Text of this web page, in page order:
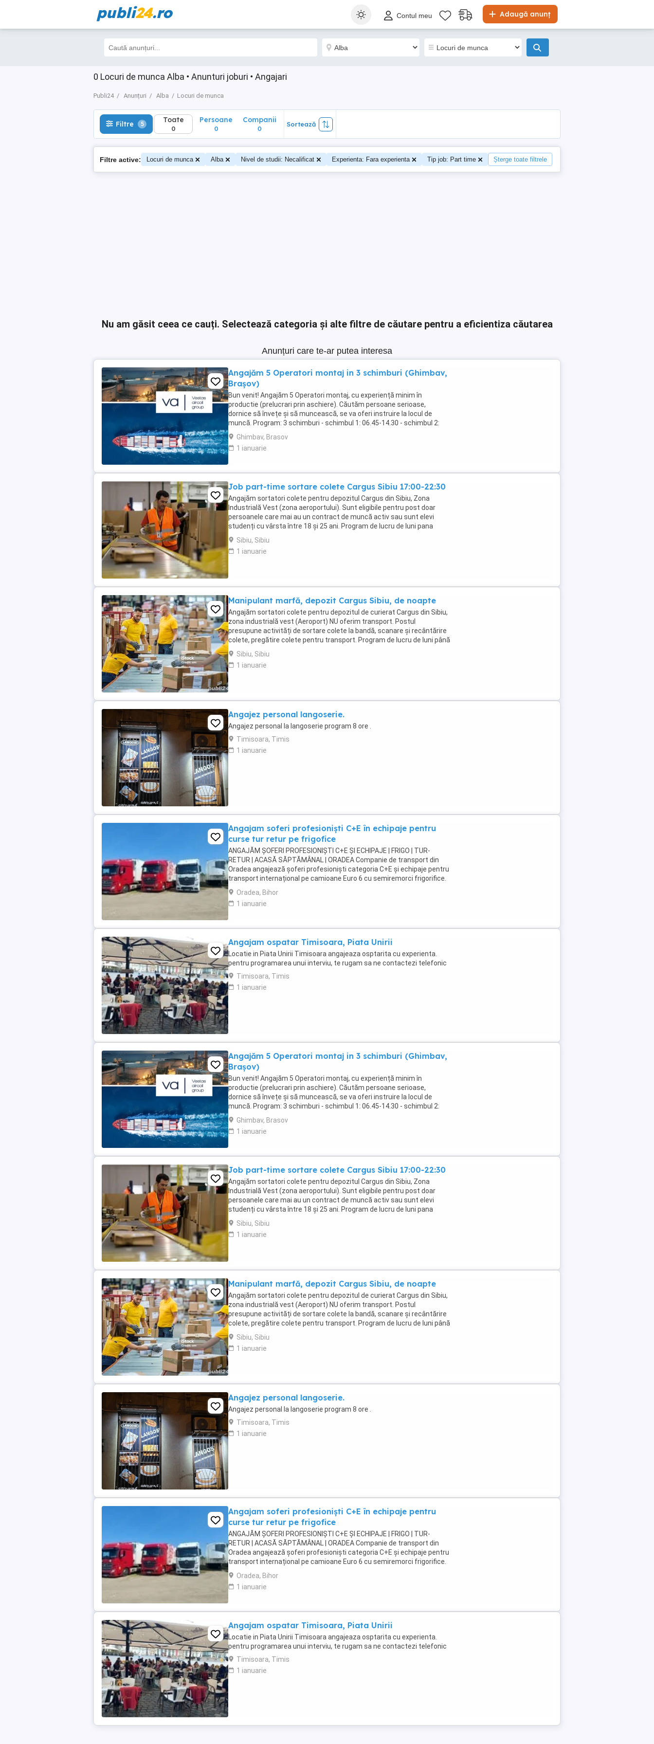
publi24.ro Adaugă anunț
Contul meu
0 Locuri de munca Alba • Anunturi joburi • Angajari
Publi24 Anunțuri Alba Locuri de munca
Filtre 5 Toate
0
Filtre 5 Toate
0
Persoane
0
Companii
0
Sortează
Filtre active: Locuri de munca Alba Nivel de studii: Necalificat Experienta: Fara experienta Tip job: Part time Șterge toate filtrele
Nu am găsit ceea ce cauți. Selectează categoria și alte filtre de căutare pentru a eficientiza căutarea
Anunțuri care te-ar putea interesa
Angajăm 5 Operatori montaj in 3 schimburi (Ghimbav,
Brașov)
Bun venit! Angajăm 5 Operatori montaj, cu experiență minim în
productie (prelucrari prin aschiere). Căutăm persoane serioase,
dornice să învețe și să muncească, se va oferi instruire la locul de
muncă. Program: 3 schimburi - schimbul 1: 06.45-14.30 - schimbul 2:
14.30-22.30 - schimbul 3: 22.30-6:30 ...
Ghimbav, Brasov
1 ianuarie
Job part-time sortare colete Cargus Sibiu 17:00-22:30
Angajăm sortatori colete pentru depozitul Cargus din Sibiu, Zona
Industrială Vest (zona aeroportului). Sunt eligibile pentru post doar
persoanele care mai au un contract de muncă activ sau sunt elevi
studenți cu vârsta între 18 și 25 ani. Program de lucru de luni pana
vineri, part-time 5 ore in intervalul ...
Sibiu, Sibiu
1 ianuarie
Manipulant marfă, depozit Cargus Sibiu, de noapte
Angajăm sortatori colete pentru depozitul de curierat Cargus din Sibiu,
zona industrială vest (Aeroport) NU oferim transport. Postul
presupune activități de sortare colete la bandă, scanare și recântărire
colete, pregătire colete pentru transport. Program de lucru de luni până
vineri, de la 22.30 ...
Sibiu, Sibiu
1 ianuarie
Angajez personal langoserie.
Angajez personal la langoserie program 8 ore .
Timisoara, Timis
1 ianuarie
Angajam soferi profesioniști C+E în echipaje pentru
curse tur retur pe frigofice
ANGAJĂM ȘOFERI PROFESIONIȘTI C+E ȘI ECHIPAJE | FRIGO | TUR-
RETUR | ACASĂ SĂPTĂMÂNAL | ORADEA Companie de transport din
Oradea angajează șoferi profesioniști categoria C+E și echipaje pentru
transport internațional pe camioane Euro 6 cu semiremorci frigorifice.
Căutăm persoane serioase, responsabile ...
Oradea, Bihor
1 ianuarie
Angajam ospatar Timisoara, Piata Unirii
Locatie in Piata Unirii Timisoara angajeaza osptarita cu experienta.
pentru programarea unui interviu, te rugam sa ne contactezi telefonic
Timisoara, Timis
1 ianuarie
Angajăm 5 Operatori montaj in 3 schimburi (Ghimbav,
Brașov)
Bun venit! Angajăm 5 Operatori montaj, cu experiență minim în
productie (prelucrari prin aschiere). Căutăm persoane serioase,
dornice să învețe și să muncească, se va oferi instruire la locul de
muncă. Program: 3 schimburi - schimbul 1: 06.45-14.30 - schimbul 2:
14.30-22.30 - schimbul 3: 22.30-6:30 ...
Ghimbav, Brasov
1 ianuarie
Job part-time sortare colete Cargus Sibiu 17:00-22:30
Angajăm sortatori colete pentru depozitul Cargus din Sibiu, Zona
Industrială Vest (zona aeroportului). Sunt eligibile pentru post doar
persoanele care mai au un contract de muncă activ sau sunt elevi
studenți cu vârsta între 18 și 25 ani. Program de lucru de luni pana
vineri, part-time 5 ore in intervalul ...
Sibiu, Sibiu
1 ianuarie
Manipulant marfă, depozit Cargus Sibiu, de noapte
Angajăm sortatori colete pentru depozitul de curierat Cargus din Sibiu,
zona industrială vest (Aeroport) NU oferim transport. Postul
presupune activități de sortare colete la bandă, scanare și recântărire
colete, pregătire colete pentru transport. Program de lucru de luni până
vineri, de la 22.30 ...
Sibiu, Sibiu
1 ianuarie
Angajez personal langoserie.
Angajez personal la langoserie program 8 ore .
Timisoara, Timis
1 ianuarie
Angajam soferi profesioniști C+E în echipaje pentru
curse tur retur pe frigofice
ANGAJĂM ȘOFERI PROFESIONIȘTI C+E ȘI ECHIPAJE | FRIGO | TUR-
RETUR | ACASĂ SĂPTĂMÂNAL | ORADEA Companie de transport din
Oradea angajează șoferi profesioniști categoria C+E și echipaje pentru
transport internațional pe camioane Euro 6 cu semiremorci frigorifice.
Căutăm persoane serioase, responsabile ...
Oradea, Bihor
1 ianuarie
Angajam ospatar Timisoara, Piata Unirii
Locatie in Piata Unirii Timisoara angajeaza osptarita cu experienta.
pentru programarea unui interviu, te rugam sa ne contactezi telefonic
Timisoara, Timis
1 ianuarie